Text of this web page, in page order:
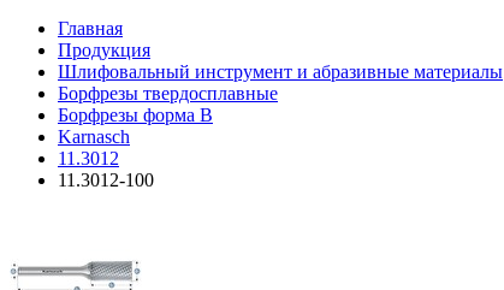
Главная
Продукция
Шлифовальный инструмент и абразивные материалы
Борфрезы твердосплавные
Борфрезы форма B
Karnasch
11.3012
11.3012-100